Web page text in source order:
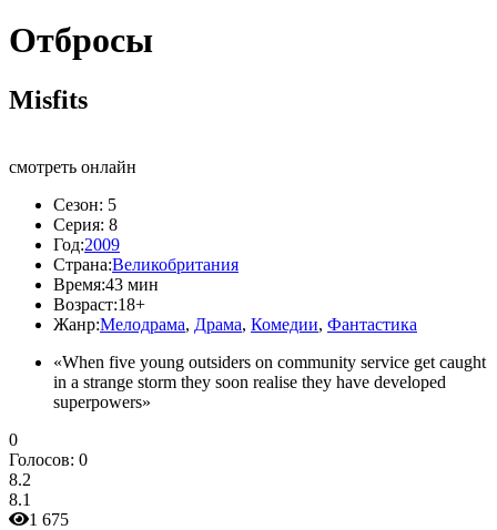
Отбросы
Misfits
смотреть онлайн
Сезон: 5
Серия: 8
Год:2009
Страна:Великобритания
Время:43 мин
Возраст:18+
Жанр:Мелодрама, Драма, Комедии, Фантастика
«When five young outsiders on community service get caught
in a strange storm they soon realise they have developed
superpowers»
0
Голосов: 0
8.2
8.1
1 675